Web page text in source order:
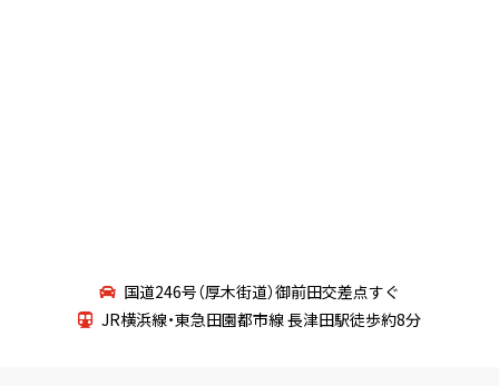
国道246号（厚木街道）御前田交差点すぐ
JR横浜線・東急田園都市線 長津田駅徒歩約8分